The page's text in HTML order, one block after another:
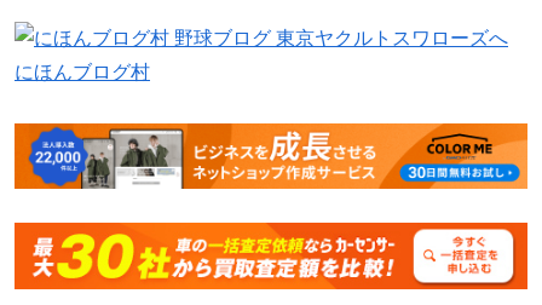
にほんブログ村